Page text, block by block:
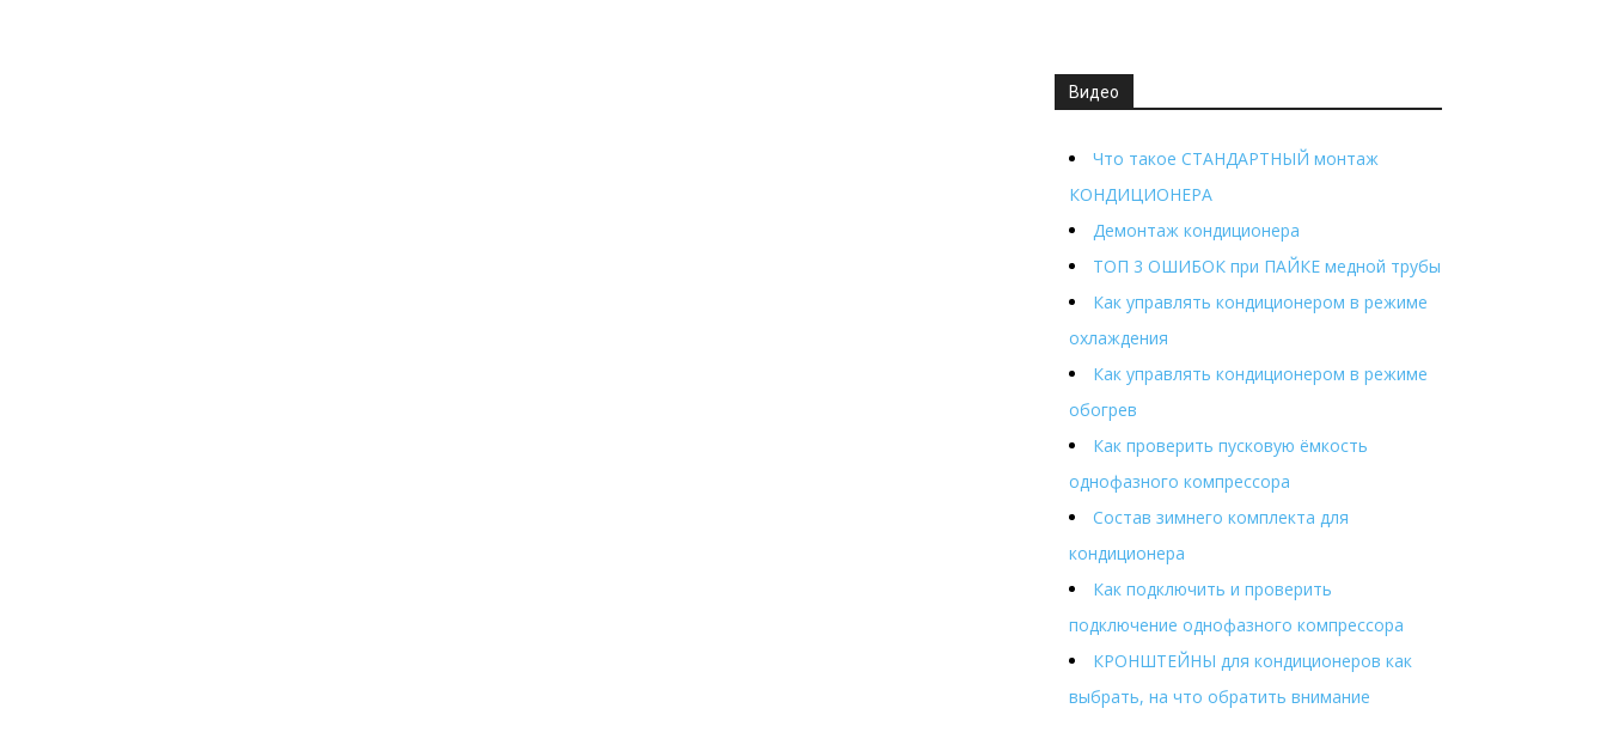
Видео
Что такое СТАНДАРТНЫЙ монтаж
КОНДИЦИОНЕРА
Демонтаж кондиционера
ТОП 3 ОШИБОК при ПАЙКЕ медной трубы
Как управлять кондиционером в режиме
охлаждения
Как управлять кондиционером в режиме
обогрев
Как проверить пусковую ёмкость
однофазного компрессора
Состав зимнего комплекта для
кондиционера
Как подключить и проверить
подключение однофазного компрессора
КРОНШТЕЙНЫ для кондиционеров как
выбрать, на что обратить внимание